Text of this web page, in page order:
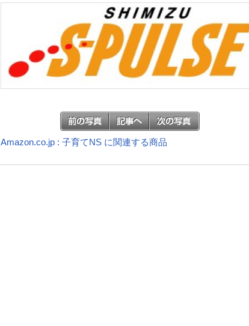
Amazon.co.jp : 子育てNS に関連する商品